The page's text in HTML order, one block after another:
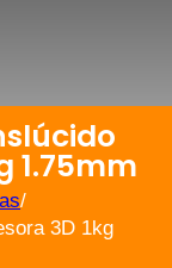
1.75mm
/
3D 1kg